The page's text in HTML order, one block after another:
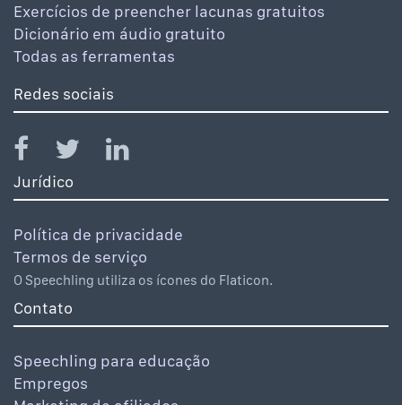
Exercícios de preencher lacunas gratuitos
Dicionário em áudio gratuito
Todas as ferramentas
Redes sociais
Jurídico
Política de privacidade
Termos de serviço
O Speechling utiliza os ícones do Flaticon.
Contato
Speechling para educação
Empregos